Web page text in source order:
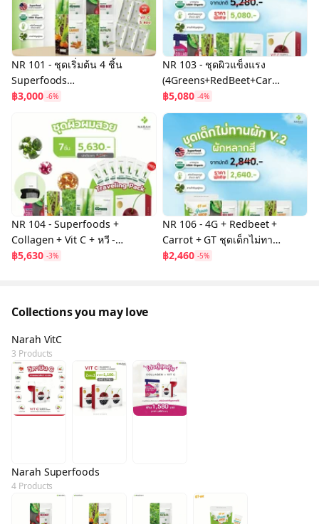
NR 101 - ชุดเริ่มต้น 4 ชิ้น
Superfoods
(4Greens+RedBeet+Carr
บาท พร้อมของแถม
฿3,000 -6%
NR 103 - ชุดผิวแข็งแรง
(4Greens+RedBeet+Carr
ot+Alfalfa+Collagen+Vit
C) ราคา 5,080 บาท พร้อม
฿5,080 -4%
NR 104 - Superfoods +
Collagen + Vit C + หวี -
ชุดผมสวย 7 ชิ้น ราคา
฿5,630 -3%
NR 106 - 4G + Redbeet +
Carrot + GT ชุดเด็กไม่ทาน
ผัก (Level 2.ชุดผักหลากสี)
฿2,460 -5%
Collections you may love
Narah VitC
3 Products
Narah Superfoods
4 Products